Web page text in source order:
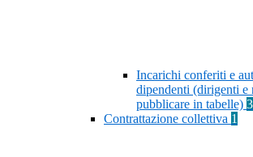
Incarichi conferiti e
dipendenti (dirigenti e
pubblicare in tabelle)
Contrattazione collettiva 1